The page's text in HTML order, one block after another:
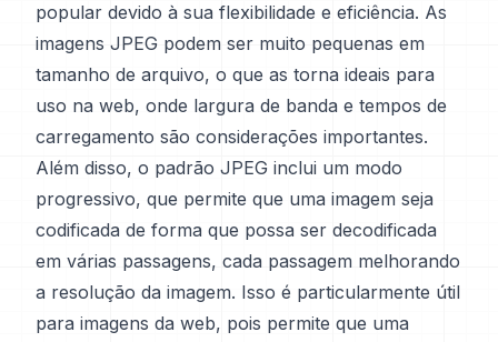
popular devido à sua flexibilidade e eficiência. As
imagens JPEG podem ser muito pequenas em
tamanho de arquivo, o que as torna ideais para
uso na web, onde largura de banda e tempos de
carregamento são considerações importantes.
Além disso, o padrão JPEG inclui um modo
progressivo, que permite que uma imagem seja
codificada de forma que possa ser decodificada
em várias passagens, cada passagem melhorando
a resolução da imagem. Isso é particularmente útil
para imagens da web, pois permite que uma